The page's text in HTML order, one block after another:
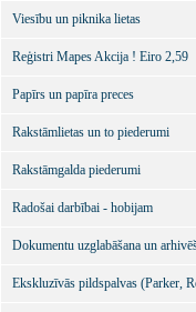
Viesību un piknika lietas
Reģistri Mapes Akcija ! Eiro 2,59
Papīrs un papīra preces
Rakstāmlietas un to piederumi
Rakstāmgalda piederumi
Radošai darbībai - hobijam
Dokumentu uzglabāšana un
Ekskluzīvās pildspalvas (Parker,